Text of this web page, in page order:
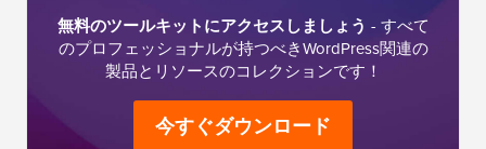
無料のツールキットにアクセスしましょう - すべて
のプロフェッショナルが持つべきWordPress関連の
製品とリソースのコレクションです！
今すぐダウンロード